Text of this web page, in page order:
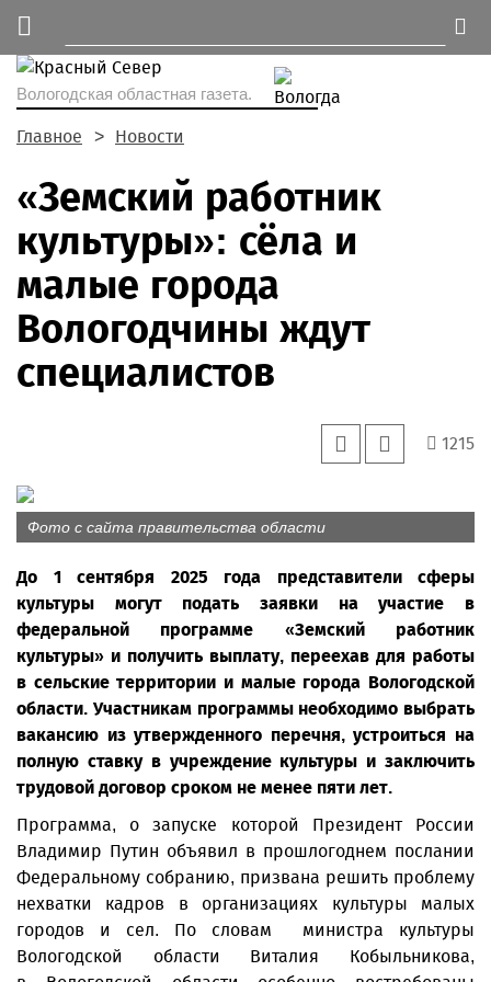
Вологодская областная газета.
Главное Новости
«Земский работник
культуры»: сёла и
малые города
Вологодчины ждут
специалистов
1215
Фото с сайта правительства области
До 1 сентября 2025 года представители сферы
культуры могут подать заявки на участие в
федеральной программе «Земский работник
культуры» и получить выплату, переехав для работы
в сельские территории и малые города Вологодской
области. Участникам программы необходимо выбрать
вакансию из утвержденного перечня, устроиться на
полную ставку в учреждение культуры и заключить
трудовой договор сроком не менее пяти лет.
Программа, о запуске которой Президент России
Владимир Путин объявил в прошлогоднем послании
Федеральному собранию, призвана решить проблему
нехватки кадров в организациях культуры малых
городов и сел. По словам министра культуры
Вологодской области Виталия Кобыльникова,